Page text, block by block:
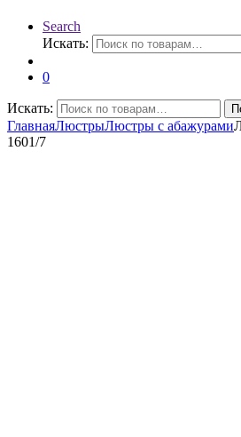
Search
Искать:
0
Искать:
ГлавнаяЛюстрыЛюстры с абажурами
1601/7